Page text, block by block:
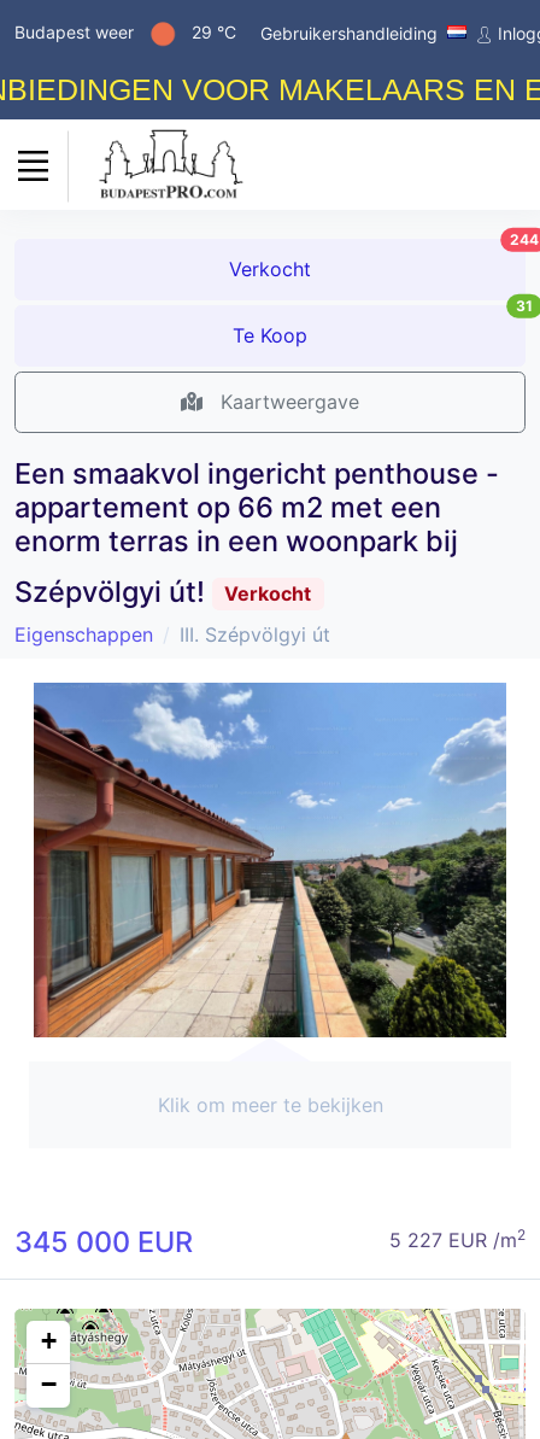
Budapest weer 29 °C Gebruikershandleiding
VOOR MAKELAARS EN
Verkocht
244
Te Koop
31
Kaartweergave
Een smaakvol ingericht penthouse -
appartement op 66 m2 met een
enorm terras in een woonpark bij
Szépvölgyi út!
Verkocht
Eigenschappen
III. Szépvölgyi út
Klik om meer te bekijken
345 000 EUR 5 227 EUR /m2
+
−